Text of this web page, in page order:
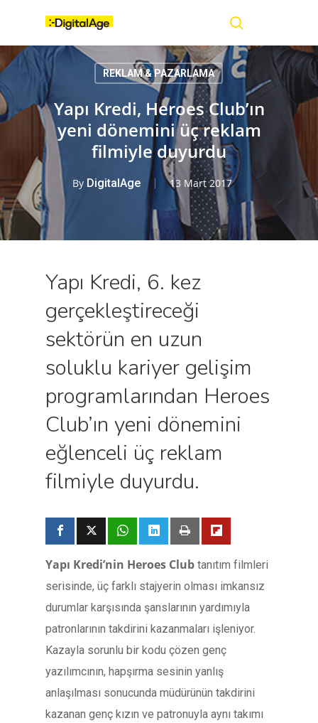
content
REKLAM & PAZARLAMA
Yapı Kredi, Heroes Club’ın
yeni dönemini üç reklam
filmiyle duyurdu
By DigitalAge 13 Mart 2017
Yapı Kredi, 6. kez
gerçekleştireceği
sektörün en uzun
soluklu kariyer gelişim
programlarından Heroes
Club’ın yeni dönemini
eğlenceli üç reklam
filmiyle duyurdu.
Yapı Kredi’nin Heroes Club tanıtım filmleri
serisinde, üç farklı stajyerin olması imkansız
durumlar karşısında şanslarının yardımıyla
patronlarının takdirini kazanmaları işleniyor.
Kazayla sorunlu bir kodu çözen genç
yazılımcının, hapşırma sesinin yanlış
anlaşılması sonucunda müdürünün takdirini
kazanan genç kızın ve patronuyla aynı takımı